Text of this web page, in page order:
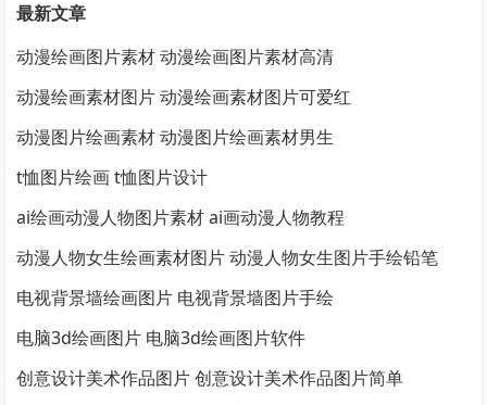
最新文章
动漫绘画图片素材 动漫绘画图片素材高清
动漫绘画素材图片 动漫绘画素材图片可爱红
动漫图片绘画素材 动漫图片绘画素材男生
t恤图片绘画 t恤图片设计
ai绘画动漫人物图片素材 ai画动漫人物教程
动漫人物女生绘画素材图片 动漫人物女生图片手绘铅笔
电视背景墙绘画图片 电视背景墙图片手绘
电脑3d绘画图片 电脑3d绘画图片软件
创意设计美术作品图片 创意设计美术作品图片简单